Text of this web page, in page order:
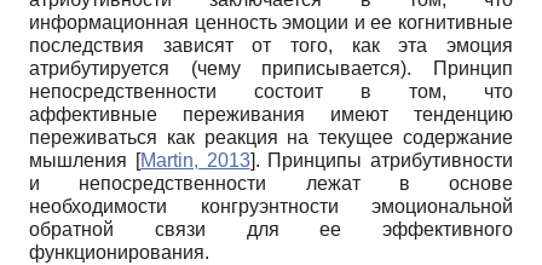
информационная ценность эмоции и ее когнитивные
последствия зависят от того, как эта эмоция
атрибутируется (чему приписывается). Принцип
непосредственности состоит в том, что
аффективные переживания имеют тенденцию
переживаться как реакция на текущее содержание
мышления [Martin, 2013]. Принципы атрибутивности
и непосредственности лежат в основе
необходимости конгруэнтности эмоциональной
обратной связи для ее эффективного
функционирования.